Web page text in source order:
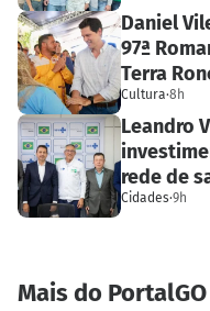
Daniel
97ª
Terra
Cultura·8h
Leandro
rede de
Cidades·9h
Mais do PortalGO